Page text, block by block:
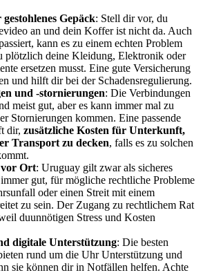
Gepäck: Stell dir vor, du
an und dein Koffer ist nicht da. Auch
kann es zu einem echten Problem
plötzlich deine Kleidung, Elektronik oder
ersetzen musst. Eine gute Versicherung
und hilft dir bei der Schadensregulierung.
und -stornierungen: Die Verbindungen
meist gut, aber es kann immer mal zu
Stornierungen kommen. Eine passende
dir, zusätzliche Kosten für Unterkunft,
Transport zu decken, falls es zu solchen
vor Ort: Uruguay gilt zwar als sicheres
gut, für mögliche rechtliche Probleme
oder einen Streit mit einem
zu sein. Der Zugang zu rechtlichem Rat
duunnötigen Stress und Kosten
digitale Unterstützung: Die besten
rund um die Uhr Unterstützung und
sie können dir in Notfällen helfen. Achte